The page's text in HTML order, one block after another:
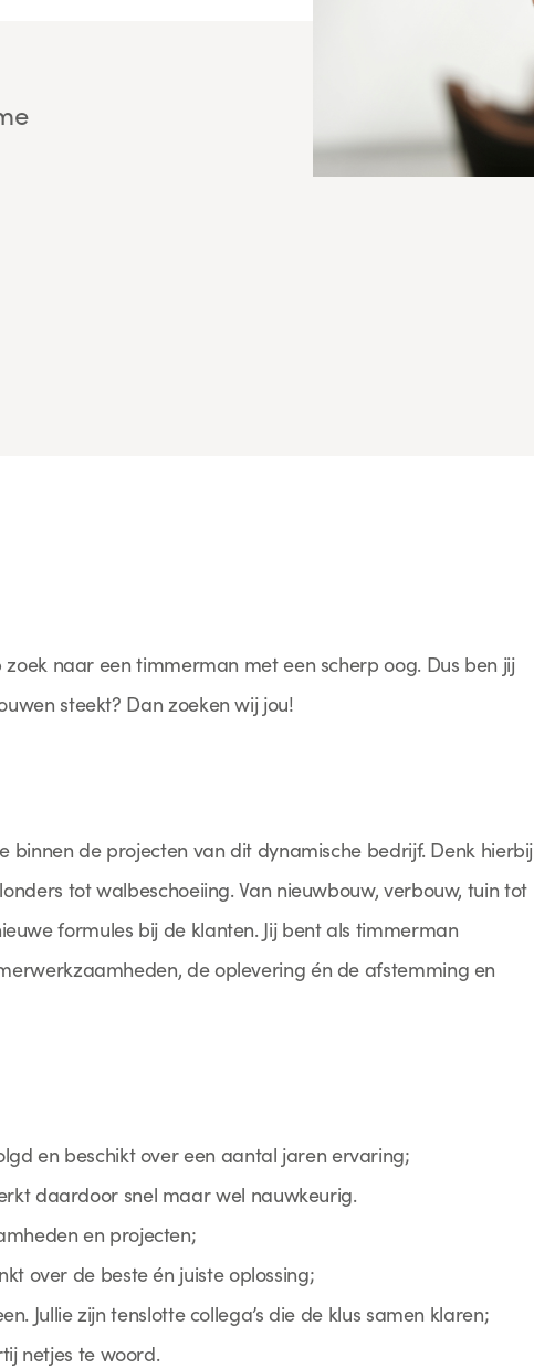
naar een timmerman met een scherp oog. Dus ben jij
steekt? Dan zoeken wij jou!
binnen de projecten van dit dynamische bedrijf. Denk hierbij
tot walbeschoeiing. Van nieuwbouw, verbouw, tuin tot
formules bij de klanten. Jij bent als timmerman
de oplevering én de afstemming en
en beschikt over een aantal jaren ervaring;
daardoor snel maar wel nauwkeurig.
en projecten;
over de beste én juiste oplossing;
Jullie zijn tenslotte collega’s die de klus samen klaren;
netjes te woord.